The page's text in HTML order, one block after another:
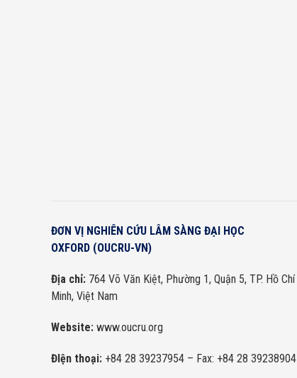
ĐƠN VỊ NGHIÊN CỨU LÂM SÀNG ĐẠI HỌC
OXFORD (OUCRU-VN)
Địa chỉ: 764 Võ Văn Kiệt, Phường 1, Quận 5, TP. Hồ Chí
Minh, Việt Nam
Website: www.oucru.org
ĐIện thoại: +84 28 39237954 – Fax: +84 28 39238904